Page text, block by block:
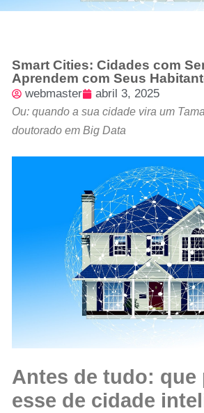
Smart Cities: Cidades com
Aprendem com Seus
webmaster abril 3, 2025
Ou: quando a sua cidade vira um
doutorado em Big Data
Antes de tudo: que
esse de cidade